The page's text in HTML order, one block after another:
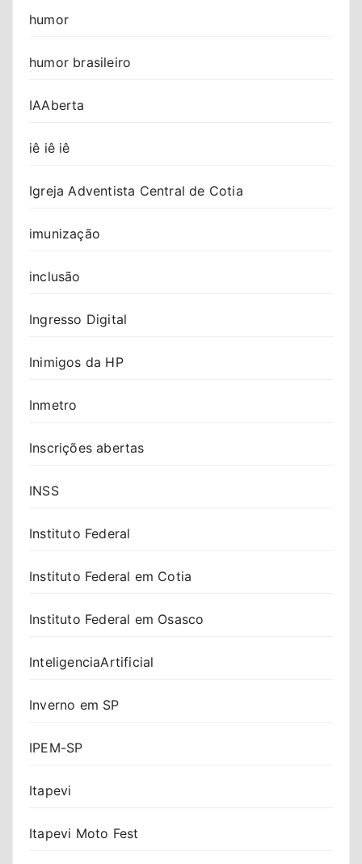
humor
humor brasileiro
IAAberta
iê iê iê
Igreja Adventista Central de Cotia
imunização
inclusão
Ingresso Digital
Inimigos da HP
Inmetro
Inscrições abertas
INSS
Instituto Federal
Instituto Federal em Cotia
Instituto Federal em Osasco
InteligenciaArtificial
Inverno em SP
IPEM-SP
Itapevi
Itapevi Moto Fest